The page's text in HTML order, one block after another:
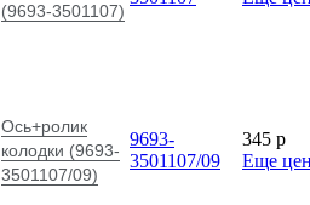
(9693-3501107)
Ось+ролик
колодки (9693-
3501107/09)
9693-
3501107/09
345 p
Еще